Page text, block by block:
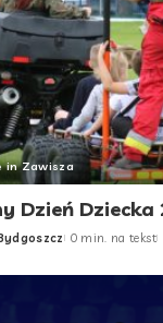
in Zawisza
Dzień Dziecka
0 min. na tekst